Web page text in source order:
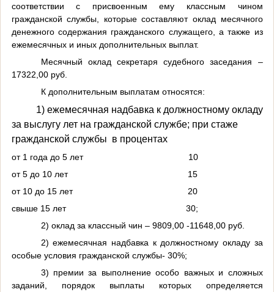
соответствии с присвоенным ему классным чином
гражданской службы, которые составляют оклад месячного
денежного содержания гражданского служащего, а также из
ежемесячных и иных дополнительных выплат.
Месячный оклад секретаря судебного заседания –
17322,00 руб.
К дополнительным выплатам относятся:
1) ежемесячная надбавка к должностному окладу
за выслугу лет на гражданской службе; при стаже
гражданской службы в процентах
от 1 года до 5 лет 10
от 5 до 10 лет 15
от 10 до 15 лет 20
свыше 15 лет 30;
2) оклад за классный чин – 9809,00 -11648,00 руб.
2) ежемесячная надбавка к должностному окладу за
особые условия гражданской службы- 30%;
3) премии за выполнение особо важных и сложных
заданий, порядок выплаты которых определяется